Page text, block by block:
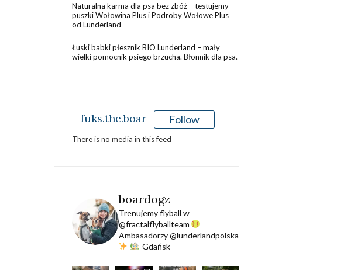
Naturalna karma dla psa bez zbóż – testujemy
puszki Wołowina Plus i Podroby Wołowe Plus
od Lunderland
Łuski babki płesznik BIO Lunderland – mały
wielki pomocnik psiego brzucha. Błonnik dla psa.
fuks.the.boar Follow
There is no media in this feed
boardogz
Trenujemy flyball w
@fractalflyballteam
Ambasadorzy @lunderlandpolska
Gdańsk